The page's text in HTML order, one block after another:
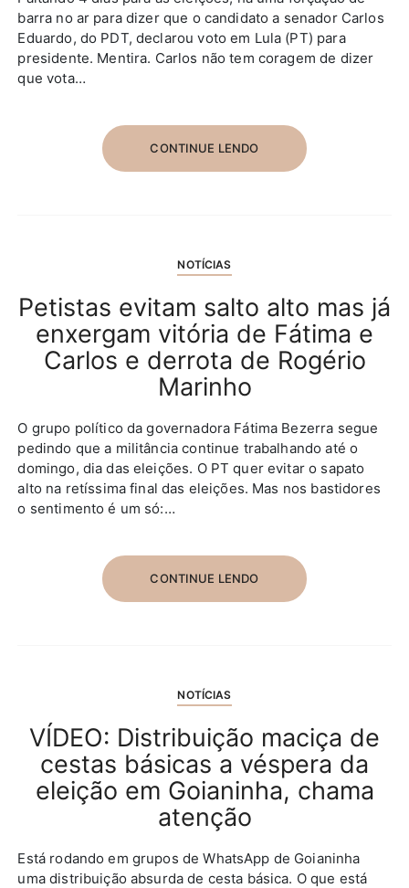
barra no ar para dizer que o candidato a senador Carlos
Eduardo, do PDT, declarou voto em Lula (PT) para
presidente. Mentira. Carlos não tem coragem de dizer
que vota…
CONTINUE LENDO
NOTÍCIAS
Petistas evitam salto alto mas já
enxergam vitória de Fátima e
Carlos e derrota de Rogério
Marinho
O grupo político da governadora Fátima Bezerra segue
pedindo que a militância continue trabalhando até o
domingo, dia das eleições. O PT quer evitar o sapato
alto na retíssima final das eleições. Mas nos bastidores
o sentimento é um só:…
CONTINUE LENDO
NOTÍCIAS
VÍDEO: Distribuição maciça de
cestas básicas a véspera da
eleição em Goianinha, chama
atenção
Está rodando em grupos de WhatsApp de Goianinha
uma distribuição absurda de cesta básica. O que está